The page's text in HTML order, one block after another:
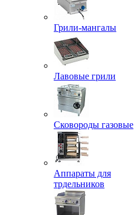
Грили-мангалы
Лавовые грили
Сковороды газовые
Аппараты для
трдельников